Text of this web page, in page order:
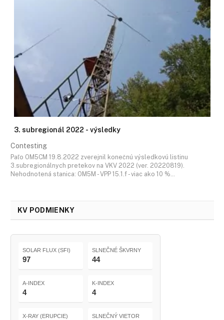
3. subregionál 2022 - výsledky
Contesting
Paľo OM5CM 19.8.2022 zverejnil konečnú výsledkovú listinu
3.subregionálnych pretekov na VKV 2022 (ver. 20220819).
Nehodnotená stanica: OM5M - VPP 15.1.f - viac ako 10 %…
KV PODMIENKY
SOLAR FLUX (SFI)
97
SLNEČNÉ ŠKVRNY
44
A-INDEX
4
K-INDEX
4
X-RAY (ERUPCIE) SLNEČNÝ VIETOR